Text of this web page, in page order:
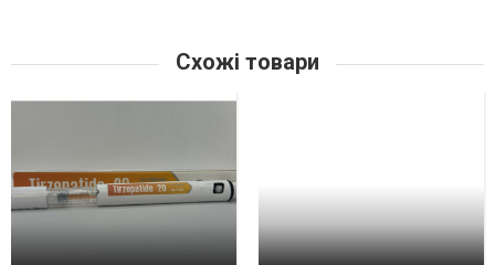
Схожі товари